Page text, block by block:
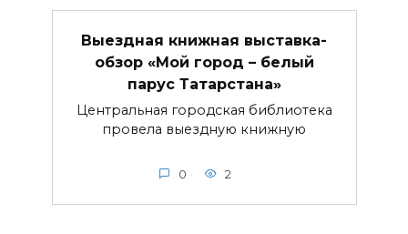
Выездная книжная выставка-
обзор «Мой город – белый
парус Татарстана»
Центральная городская библиотека
провела выездную книжную
0 2